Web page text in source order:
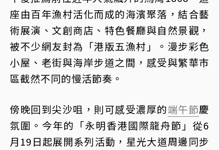
座由百年漁村活化而成的海濱聚落，結合藝
術展演、文創商店、特色餐廳與自然景觀，
被不少網友封為「港版五漁村」。漫步彩色
小屋、老街與海岸步道之間，感受與繁華市
區截然不同的慢活節奏。
傍晚回到尖沙咀，則可感受濃厚的端午節慶
氛圍。今年的「永明香港國際龍舟節」從6
月19日起展開系列活動，星光大道周邊同步